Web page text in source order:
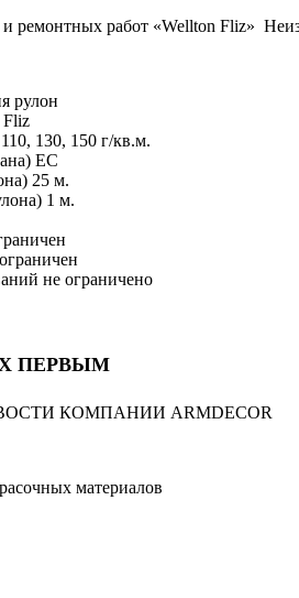
ремонтных работ «Wellton Fliz»
рулон
Fliz
130, 150 г/кв.м.
ЕС
25 м.
1 м.
не ограничено
ПЕРВЫМ
КОМПАНИИ ARMDECOR
материалов